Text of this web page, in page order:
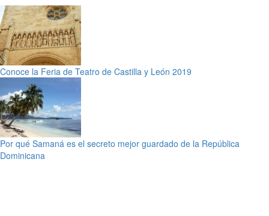
Conoce la Feria de Teatro de Castilla y León 2019
Por qué Samaná es el secreto mejor guardado de la República
Dominicana